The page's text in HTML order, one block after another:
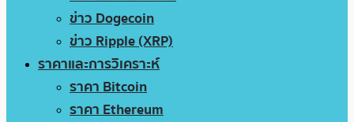
ข่าว Dogecoin
ข่าว Ripple (XRP)
ราคาและการวิเคราะห์
ราคา Bitcoin
ราคา Ethereum